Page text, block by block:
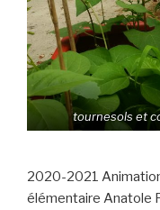
tournesols et
2020-2021
élémentaire Anatole